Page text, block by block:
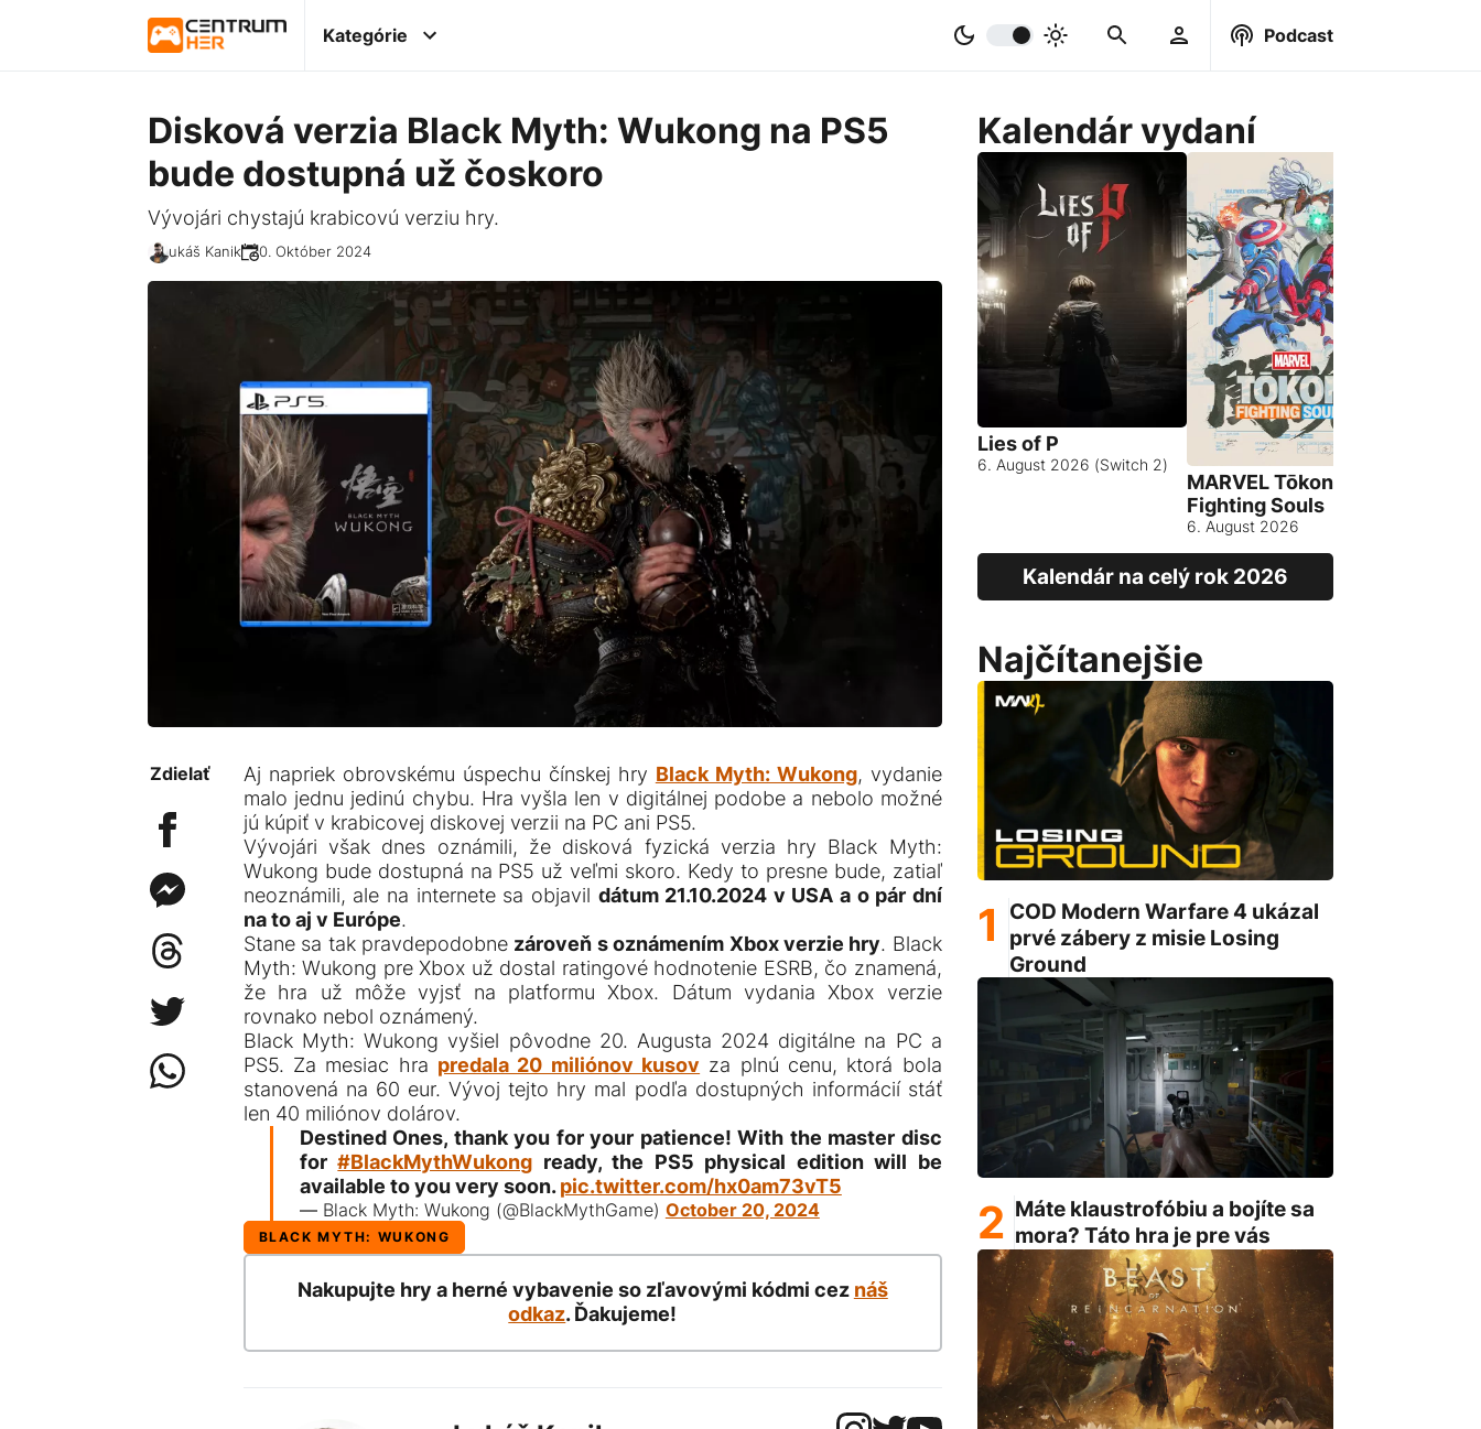
Kategórie Podcast
Disková verzia Black Myth: Wukong na PS5
bude dostupná už čoskoro
Vývojári chystajú krabicovú verziu hry.
Lukáš Kanik 20. Október 2024
Zdielať Aj napriek obrovskému úspechu čínskej hry Black Myth: Wukong, vydanie
malo jednu jedinú chybu. Hra vyšla len v digitálnej podobe a nebolo možné
jú kúpiť v krabicovej diskovej verzii na PC ani PS5.
Vývojári však dnes oznámili, že disková fyzická verzia hry Black Myth:
Wukong bude dostupná na PS5 už veľmi skoro. Kedy to presne bude, zatiaľ
neoznámili, ale na internete sa objavil dátum 21.10.2024 v USA a o pár dní
na to aj v Európe.
Stane sa tak pravdepodobne zároveň s oznámením Xbox verzie hry. Black
Myth: Wukong pre Xbox už dostal ratingové hodnotenie ESRB, čo znamená,
že hra už môže vyjsť na platformu Xbox. Dátum vydania Xbox verzie
rovnako nebol oznámený.
Black Myth: Wukong vyšiel pôvodne 20. Augusta 2024 digitálne na PC a
PS5. Za mesiac hra predala 20 miliónov kusov za plnú cenu, ktorá bola
stanovená na 60 eur. Vývoj tejto hry mal podľa dostupných informácií stáť
len 40 miliónov dolárov.
Destined Ones, thank you for your patience! With the master disc
for#BlackMythWukong ready, the PS5 physical edition will be
available to you very soon.pic.twitter.com/hx0am73vT5
— Black Myth: Wukong (@BlackMythGame) October 20, 2024
BLACK MYTH: WUKONG
Nakupujte hry a herné vybavenie so zľavovými kódmi cez náš
odkaz. Ďakujeme!
Kalendár vydaní
Lies of P
6. August 2026 (Switch 2)
MARVEL Tōkon:
Fighting Souls
6. August 2026
Kalendár na celý rok 2026
Najčítanejšie
COD Modern Warfare 4 ukázal
prvé zábery z misie Losing
Ground
Máte klaustrofóbiu a bojíte sa
mora? Táto hra je pre vás